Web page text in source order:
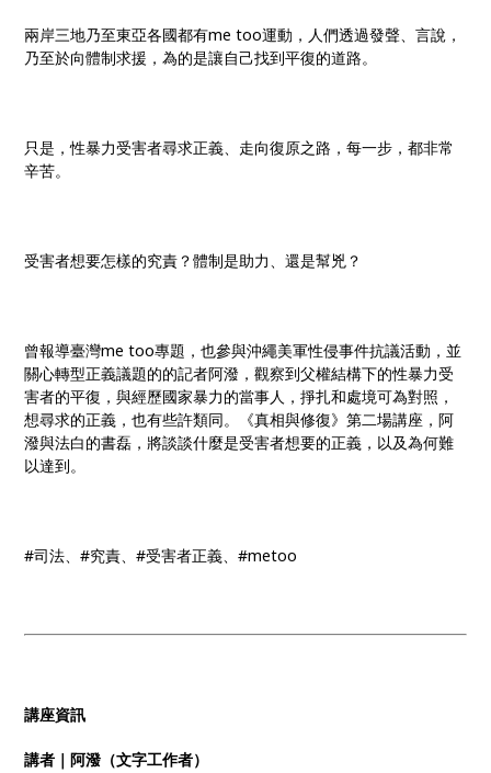
兩岸三地乃至東亞各國都有me too運動，人們透過發聲、言說，
乃至於向體制求援，為的是讓自己找到平復的道路。
只是，性暴力受害者尋求正義、走向復原之路，每一步，都非常
辛苦。
受害者想要怎樣的究責？體制是助力、還是幫兇？
曾報導臺灣me too專題，也參與沖繩美軍性侵事件抗議活動，並
關心轉型正義議題的的記者阿潑，觀察到父權結構下的性暴力受
害者的平復，與經歷國家暴力的當事人，掙扎和處境可為對照，
想尋求的正義，也有些許類同。《真相與修復》第二場講座，阿
潑與法白的書磊，將談談什麼是受害者想要的正義，以及為何難
以達到。
#司法、#究責、#受害者正義、#metoo
講座資訊
講者｜阿潑（文字工作者）